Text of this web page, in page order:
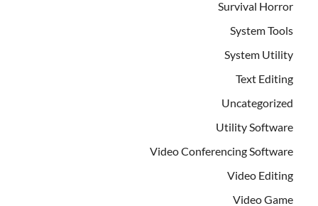
Survival Horror
System Tools
System Utility
Text Editing
Uncategorized
Utility Software
Video Conferencing Software
Video Editing
Video Game